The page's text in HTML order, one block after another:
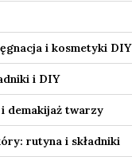
i kosmetyki DIY
i DIY
demakijaż twarzy
rutyna i składniki